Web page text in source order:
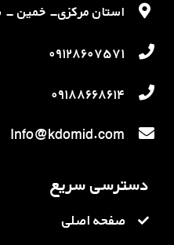
استان مرکزی- خمین -
۰۹۱۲۸۶۰۷۵۷۱
۰۹۱۸۸۶۶۸۶۱۴
Info@kdomid.com
دسترسی سریع
صفحه اصلی